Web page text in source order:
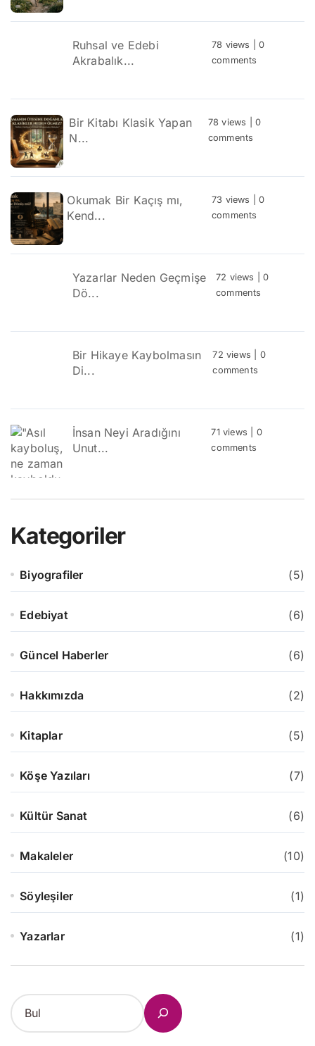
Ruhsal ve Edebi
Akrabalık...
78 views |0
comments
Bir Kitabı Klasik Yapan
N...
78 views |0
comments
Okumak Bir Kaçış mı,
Kend...
73 views |0
comments
Yazarlar Neden Geçmişe
Dö...
72 views |0
comments
Bir Hikaye Kaybolmasın
Di...
72 views
0
comments
İnsan Neyi Aradığını
Unut...
71 views
0
comments
Kategoriler
Biyografiler (5)
Edebiyat (6)
Güncel Haberler (6)
Hakkımızda (2)
Kitaplar (5)
Köşe Yazıları (7)
Kültür Sanat (6)
Makaleler (10)
Söyleşiler (1)
Yazarlar (1)
S
e